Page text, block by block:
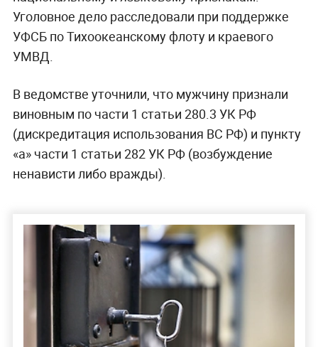
Уголовное дело расследовали при поддержке
УФСБ по Тихоокеанскому флоту и краевого
УМВД.
В ведомстве уточнили, что мужчину признали
виновным по части 1 статьи 280.3 УК РФ
(дискредитация использования ВС РФ) и пункту
«а» части 1 статьи 282 УК РФ (возбуждение
ненависти либо вражды).